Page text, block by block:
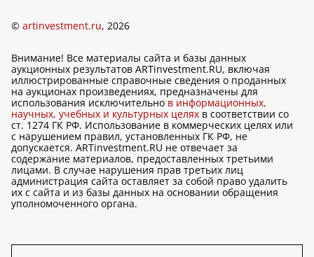
© artinvestment.ru, 2026
Внимание! Все материалы сайта и базы данных
аукционных результатов ARTinvestment.RU, включая
иллюстрированные справочные сведения о проданных
на аукционах произведениях, предназначены для
использования исключительно в информационных,
научных, учебных и культурных целях в соответствии со
ст. 1274 ГК РФ. Использование в коммерческих целях или
с нарушением правил, установленных ГК РФ, не
допускается. ARTinvestment.RU не отвечает за
содержание материалов, предоставленных третьими
лицами. В случае нарушения прав третьих лиц
администрация сайта оставляет за собой право удалить
их с сайта и из базы данных на основании обращения
уполномоченного органа.